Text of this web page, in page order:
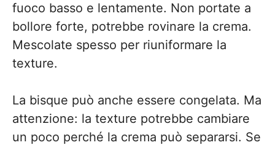
fuoco basso e lentamente. Non portate a
bollore forte, potrebbe rovinare la crema.
Mescolate spesso per riuniformare la
texture.
La bisque può anche essere congelata. Ma
attenzione: la texture potrebbe cambiare
un poco perché la crema può separarsi. Se